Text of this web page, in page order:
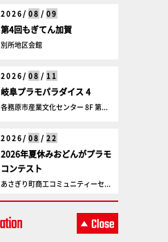
2026/ 08 / 09
第4回もぎてん加賀
別所地区会館
2026/ 08 / 11
岐阜プラモパラダイス 4
各務原市産業文化センター 8F 第...
2026/ 08 / 22
2026年夏休みおどんがプラモ
コンテスト
あさぎり町商工コミュニティーセ...